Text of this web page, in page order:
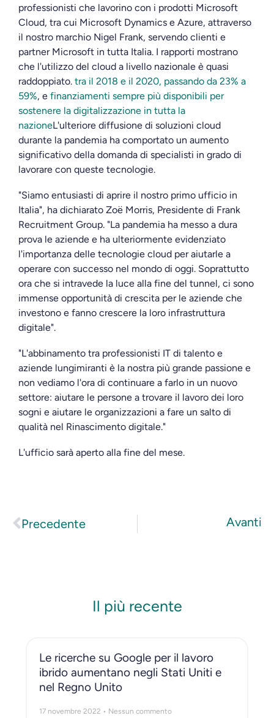
professionisti che lavorino con i prodotti Microsoft
Cloud, tra cui Microsoft Dynamics e Azure, attraverso
il nostro marchio Nigel Frank, servendo clienti e
partner Microsoft in tutta Italia. I rapporti mostrano
che l'utilizzo del cloud a livello nazionale è quasi
raddoppiato. tra il 2018 e il 2020, passando da 23% a
59%, e finanziamenti sempre più disponibili per
sostenere la digitalizzazione in tutta la
nazioneL'ulteriore diffusione di soluzioni cloud
durante la pandemia ha comportato un aumento
significativo della domanda di specialisti in grado di
lavorare con queste tecnologie.
"Siamo entusiasti di aprire il nostro primo ufficio in
Italia", ha dichiarato Zoë Morris, Presidente di Frank
Recruitment Group. "La pandemia ha messo a dura
prova le aziende e ha ulteriormente evidenziato
l'importanza delle tecnologie cloud per aiutarle a
operare con successo nel mondo di oggi. Soprattutto
ora che si intravede la luce alla fine del tunnel, ci sono
immense opportunità di crescita per le aziende che
investono e fanno crescere la loro infrastruttura
digitale".
"L'abbinamento tra professionisti IT di talento e
aziende lungimiranti è la nostra più grande passione e
non vediamo l'ora di continuare a farlo in un nuovo
settore: aiutare le persone a trovare il lavoro dei loro
sogni e aiutare le organizzazioni a fare un salto di
qualità nel Rinascimento digitale."
L'ufficio sarà aperto alla fine del mese.
Precedente Avanti
Il più recente
Le ricerche su Google per il lavoro
ibrido aumentano negli Stati Uniti e
nel Regno Unito
17 novembre 2022 Nessun commento